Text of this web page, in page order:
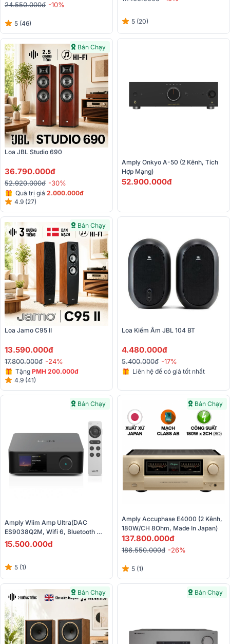
24.550.000đ -10%
5 (46) 5 (20)
Bán Chạy
36.790.000đ
52.920.000đ -30%
Quà trị giá 2.000.000đ
4.9 (27)
Amply Onkyo A-50 (2 Kênh, Tích
Hợp Mạng)
52.900.000đ
Bán Chạy
Loa Jamo C95 II
13.590.000đ
17.800.000đ -24%
Tặng PMH 200.000đ
4.9 (41)
Loa Kiểm Âm JBL 104 BT
4.480.000đ
5.400.000đ -17%
Liên hệ để có giá tốt nhất
Bán Chạy
Amply Wiim Amp Ultra(DAC
ES9038Q2M, Wifi 6, Bluetooth
5.3, Chromecast, Spotify)
15.500.000đ
5 (1)
Bán Chạy
Amply Accuphase E4000 (2 Kênh,
180W/CH 8Ohm, Made In Japan)
137.800.000đ
186.550.000đ -26%
5 (1)
Bán Chạy Bán Chạy